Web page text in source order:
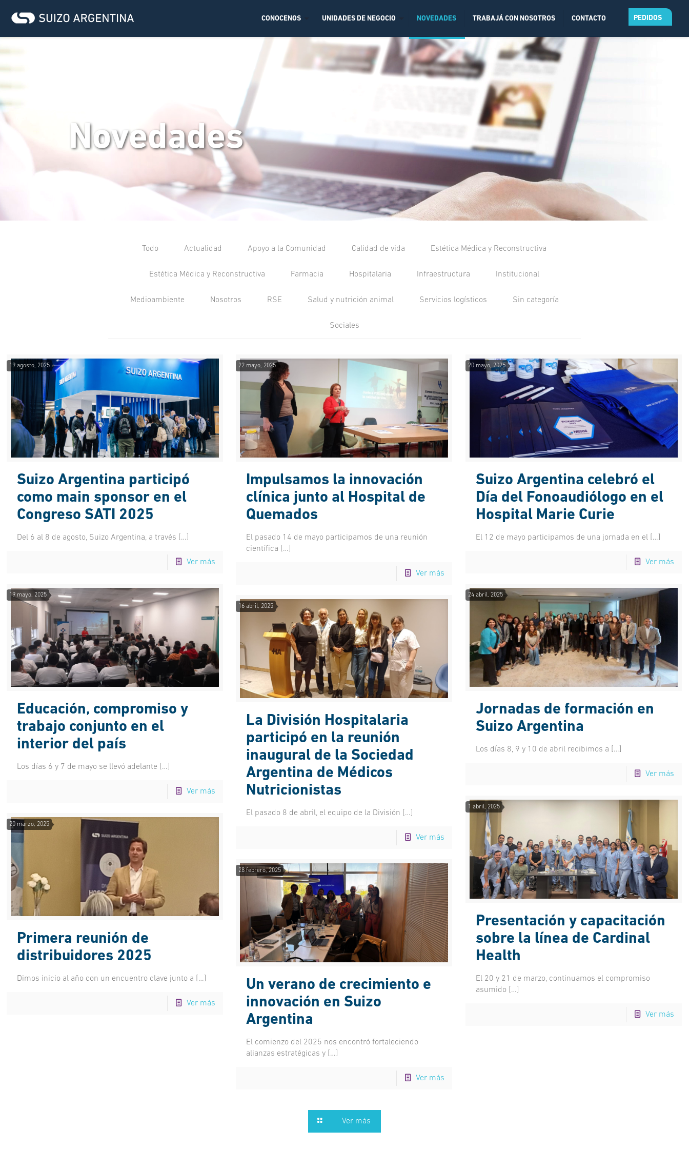
CONOCENOS UNIDADES DE NEGOCIO NOVEDADES TRABAJÁ CON NOSOTROS CONTACTO PEDIDOS
Novedades
Todo Actualidad Apoyo a la Comunidad Calidad de vida Estética Médica y Reconstructiva
Estética Médica y Reconstructiva Farmacia Hospitalaria Infraestructura Institucional
Medioambiente Nosotros RSE Salud y nutrición animal Servicios logísticos Sin categoría
Sociales
19 agosto, 2025
Suizo Argentina participó
como main sponsor en el
Congreso SATI 2025
Del 6 al 8 de agosto, Suizo Argentina, a través […]
Ver más
22 mayo, 2025
Impulsamos la innovación
clínica junto al Hospital de
Quemados
El pasado 14 de mayo participamos de una reunión
científica […]
Ver más
20 mayo, 2025
Suizo Argentina celebró el
Día del Fonoaudiólogo en el
Hospital Marie Curie
El 12 de mayo participamos de una jornada en el […]
Ver más
19 mayo, 2025
Educación, compromiso y
trabajo conjunto en el
interior del país
Los días 6 y 7 de mayo se llevó adelante […]
Ver más
24 abril, 2025
Jornadas de formación en
Suizo Argentina
Los días 8, 9 y 10 de abril recibimos a […]
Ver más
16 abril, 2025
La División Hospitalaria
participó en la reunión
inaugural de la Sociedad
Argentina de Médicos
Nutricionistas
El pasado 8 de abril, el equipo de la División […]
Ver más
1 abril, 2025
Presentación y capacitación
sobre la línea de Cardinal
Health
El 20 y 21 de marzo, continuamos el compromiso
asumido […]
Ver más
20 marzo, 2025
Primera reunión de
distribuidores 2025
Dimos inicio al año con un encuentro clave junto a […]
Ver más
28 febrero, 2025
Un verano de crecimiento e
innovación en Suizo
Argentina
El comienzo del 2025 nos encontró fortaleciendo
alianzas estratégicas y […]
Ver más
Ver más